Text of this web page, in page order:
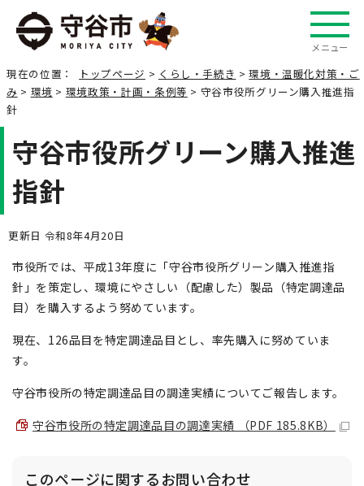
メニュー
現在の位置： トップページ > くらし・手続き >環境・温暖化対策・ご
み > 環境 > 環境政策・計画・条例等 > 守谷市役所グリーン購入推進指
針
守谷市役所グリーン購入推進
指針
更新日 令和8年4月20日
市役所では、平成13年度に「守谷市役所グリーン購入推進指
針」を策定し、環境にやさしい（配慮した）製品（特定調達品
目）を購入するよう努めています。
現在、126品目を特定調達品目とし、率先購入に努めていま
す。
守谷市役所の特定調達品目の調達実績についてご報告します。
守谷市役所の特定調達品目の調達実績 （PDF 185.8KB）
このページに関するお問い合わせ